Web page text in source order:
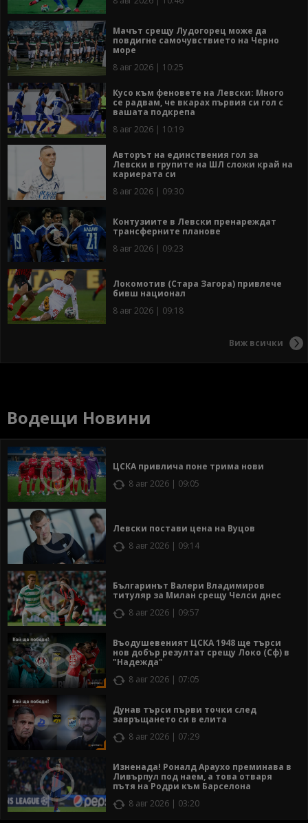
Мачът срещу Лудогорец може да
повдигне самочувствието на Черно
море
8 авг 2026 | 10:25
Кусо към феновете на Левски: Много
се радвам, че вкарах първия си гол с
вашата подкрепа
8 авг 2026 | 10:19
Авторът на единствения гол за
Левски в групите на ШЛ сложи край на
кариерата си
8 авг 2026 | 09:30
Контузиите в Левски пренареждат
трансферните планове
8 авг 2026 | 09:23
Локомотив (Стара Загора) привлече
бивш национал
8 авг 2026 | 09:18
Виж всички
Водещи Новини
ЦСКА привлича поне трима нови
8 авг 2026 | 09:05
Левски постави цена на Вуцов
8 авг 2026 | 09:14
Българинът Валери Владимиров
титуляр за Милан срещу Челси днес
8 авг 2026 | 09:57
Въодушевеният ЦСКА 1948 ще търси
нов добър резултат срещу Локо (Сф) в
"Надежда"
8 авг 2026 | 07:05
Дунав търси първи точки след
завръщането си в елита
8 авг 2026 | 07:29
Изненада! Роналд Араухо преминава в
Ливърпул под наем, а това отваря
пътя на Родри към Барселона
8 авг 2026 | 03:20